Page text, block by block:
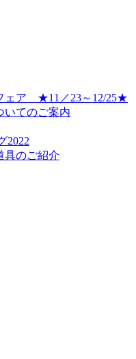
ェア ★11／23～12/25★
いてのご案内
2022
具のご紹介